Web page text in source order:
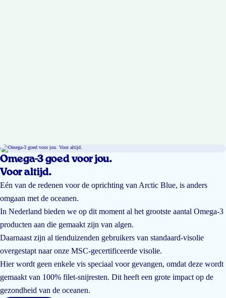
Omega-3 goed voor jou.
Voor altijd.
Eén van de redenen voor de oprichting van Arctic Blue, is anders
omgaan met de oceanen.
In Nederland bieden we op dit moment al het grootste aantal Omega-3
producten aan die gemaakt zijn van algen.
Daarnaast zijn al tienduizenden gebruikers van standaard-visolie
overgestapt naar onze MSC-gecertificeerde visolie.
Hier wordt geen enkele vis speciaal voor gevangen, omdat deze wordt
gemaakt van 100% filet-snijresten. Dit heeft een grote impact op de
gezondheid van de oceanen.